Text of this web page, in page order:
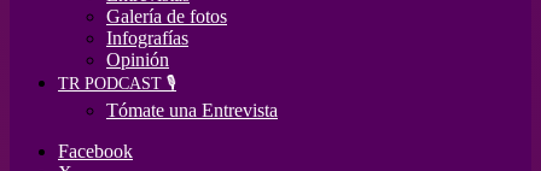
Galería de fotos
Infografías
Opinión
TR PODCAST 🎙️
Tómate una Entrevista
Facebook